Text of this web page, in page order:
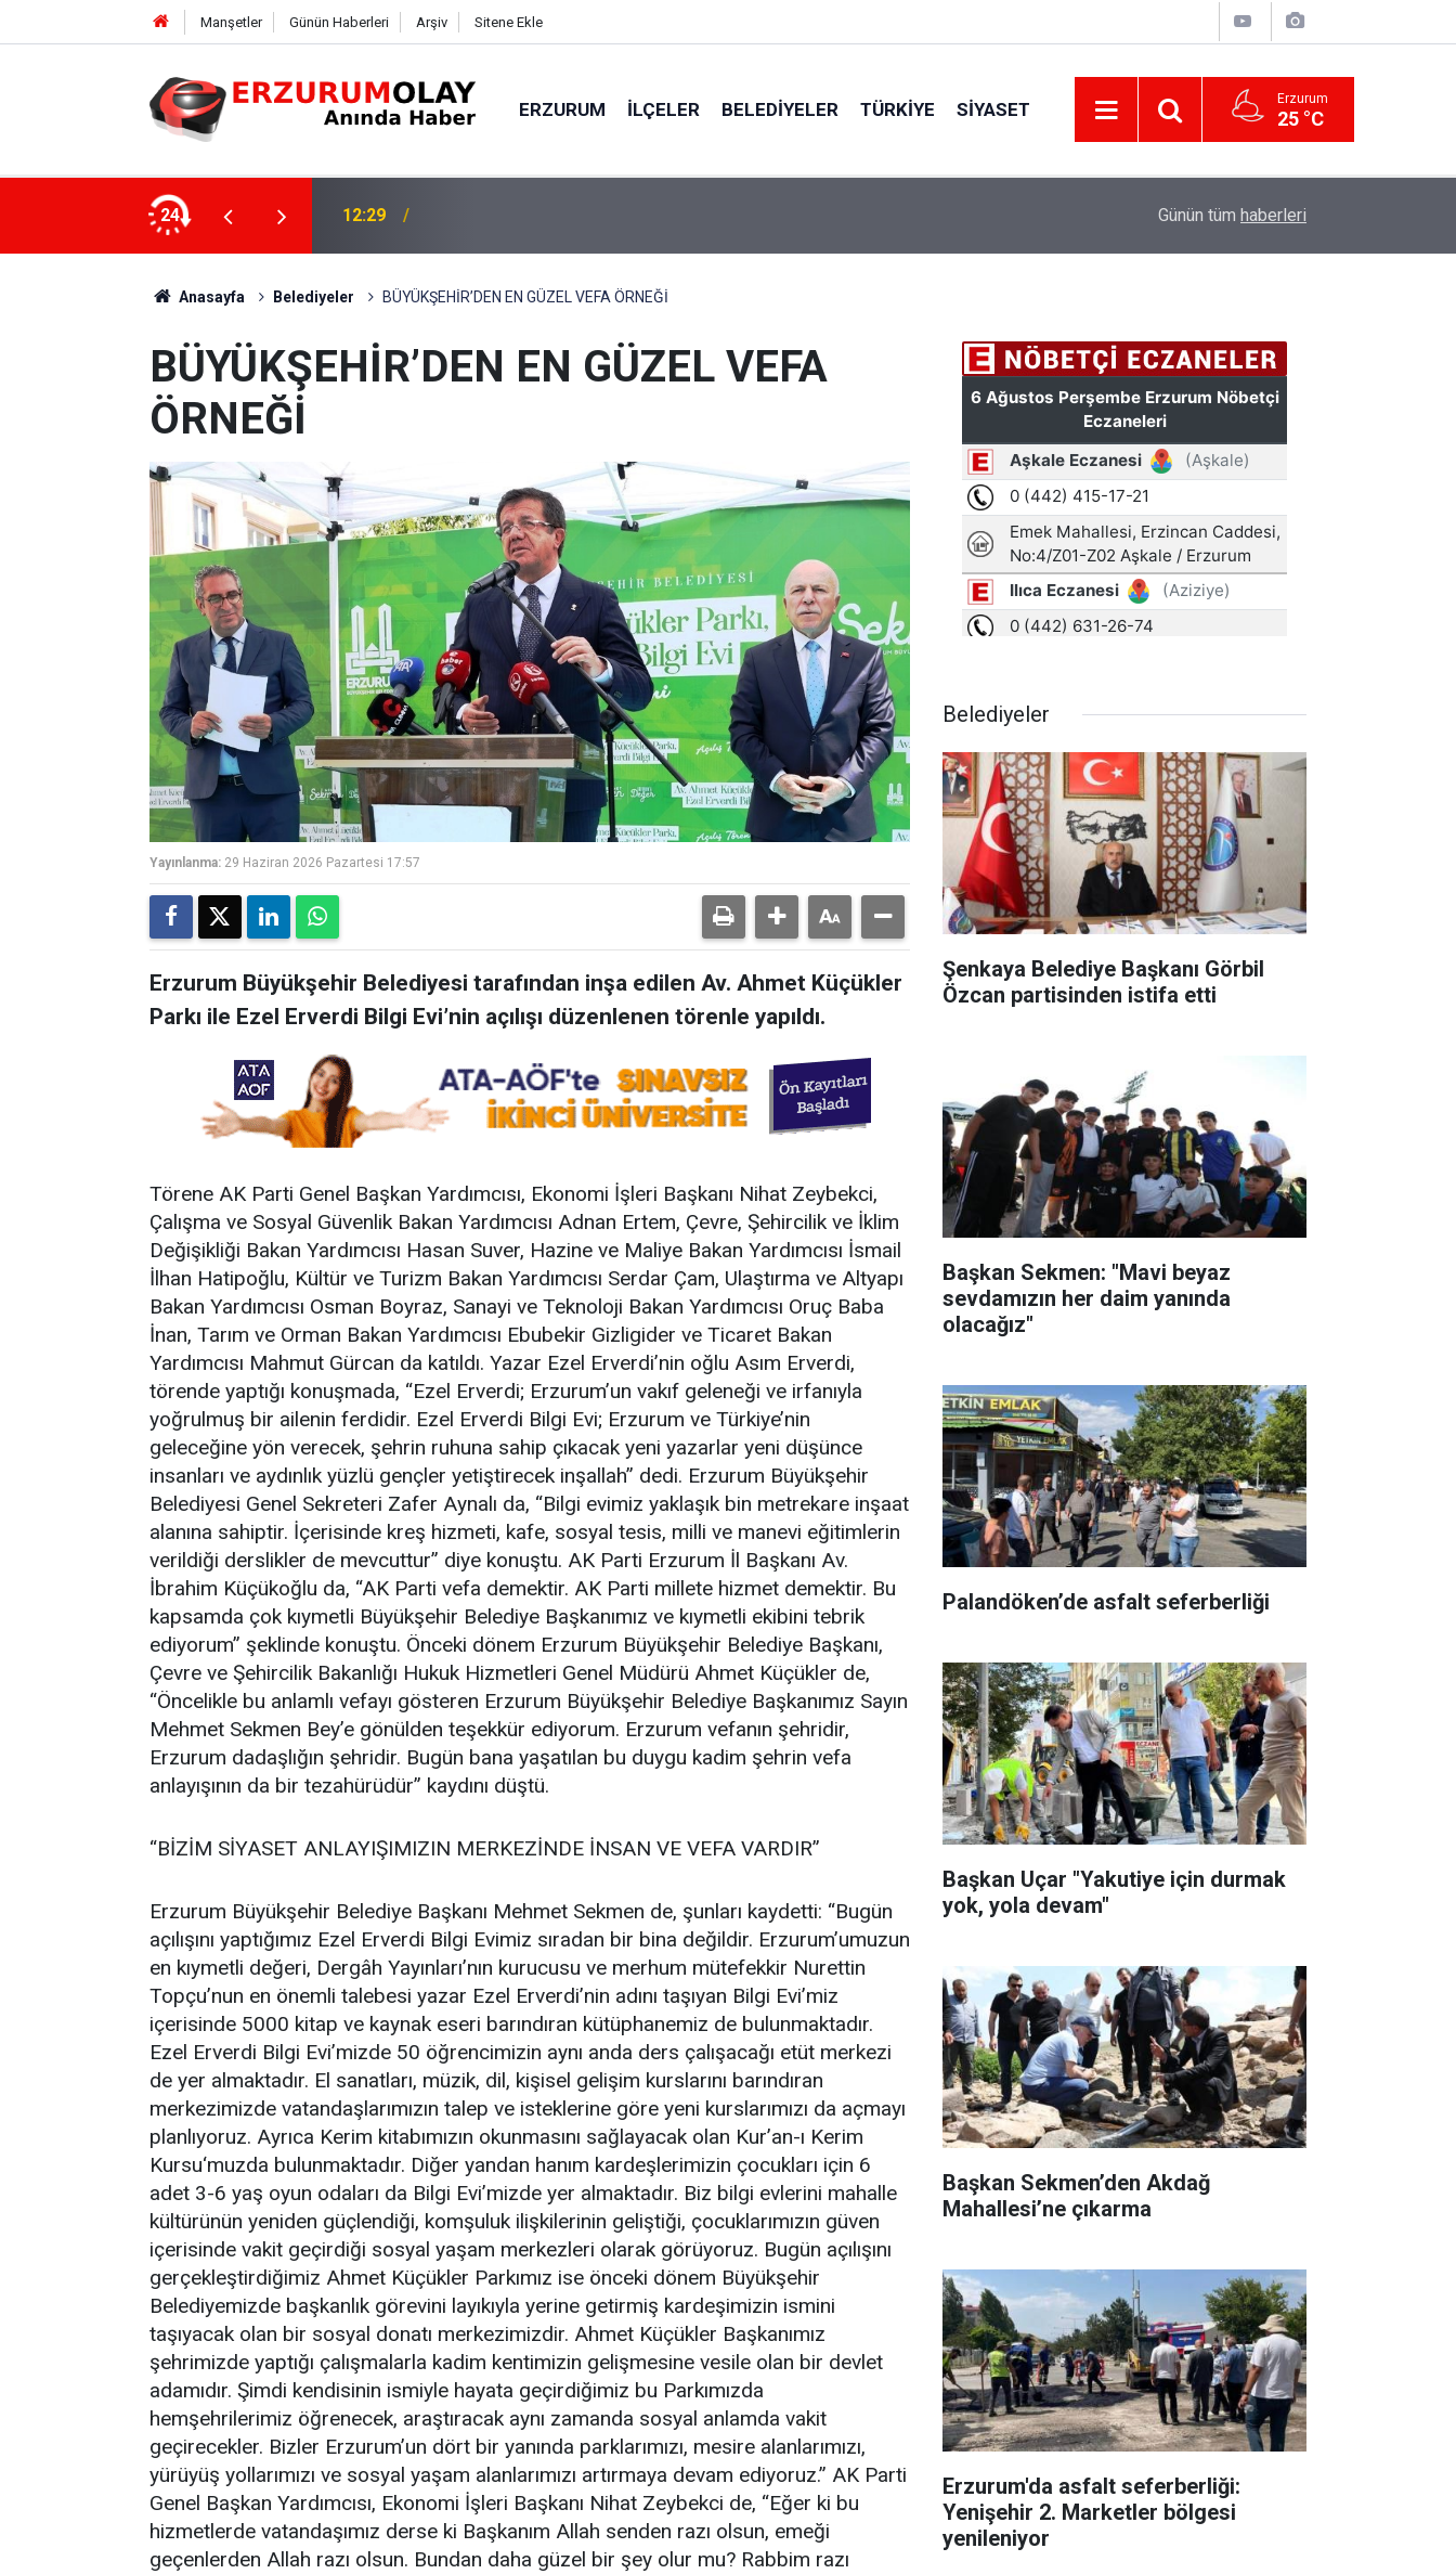
Manşetler Günün Haberleri Arşiv Sitene Ekle
ERZURUM İLÇELER BELEDIYELER TÜRKIYE SIYASET Erzurum
25 °C
24 12:25 Erzurumspor FK'dan stadyum teşekkürü
Günün tüm haberleri
Anasayfa Belediyeler BÜYÜKŞEHİR’DEN EN GÜZEL VEFA ÖRNEĞİ
BÜYÜKŞEHİR’DEN EN GÜZEL VEFA
ÖRNEĞİ
Yayınlanma: 29 Haziran 2026 Pazartesi 17:57
Erzurum Büyükşehir Belediyesi tarafından inşa edilen Av. Ahmet Küçükler
Parkı ile Ezel Erverdi Bilgi Evi’nin açılışı düzenlenen törenle yapıldı.
Törene AK Parti Genel Başkan Yardımcısı, Ekonomi İşleri Başkanı Nihat Zeybekci,
Çalışma ve Sosyal Güvenlik Bakan Yardımcısı Adnan Ertem, Çevre, Şehircilik ve İklim
Değişikliği Bakan Yardımcısı Hasan Suver, Hazine ve Maliye Bakan Yardımcısı İsmail
İlhan Hatipoğlu, Kültür ve Turizm Bakan Yardımcısı Serdar Çam, Ulaştırma ve Altyapı
Bakan Yardımcısı Osman Boyraz, Sanayi ve Teknoloji Bakan Yardımcısı Oruç Baba
İnan, Tarım ve Orman Bakan Yardımcısı Ebubekir Gizligider ve Ticaret Bakan
Yardımcısı Mahmut Gürcan da katıldı. Yazar Ezel Erverdi’nin oğlu Asım Erverdi,
törende yaptığı konuşmada, “Ezel Erverdi; Erzurum’un vakıf geleneği ve irfanıyla
yoğrulmuş bir ailenin ferdidir. Ezel Erverdi Bilgi Evi; Erzurum ve Türkiye’nin
geleceğine yön verecek, şehrin ruhuna sahip çıkacak yeni yazarlar yeni düşünce
insanları ve aydınlık yüzlü gençler yetiştirecek inşallah” dedi. Erzurum Büyükşehir
Belediyesi Genel Sekreteri Zafer Aynalı da, “Bilgi evimiz yaklaşık bin metrekare inşaat
alanına sahiptir. İçerisinde kreş hizmeti, kafe, sosyal tesis, milli ve manevi eğitimlerin
verildiği derslikler de mevcuttur” diye konuştu. AK Parti Erzurum İl Başkanı Av.
İbrahim Küçükoğlu da, “AK Parti vefa demektir. AK Parti millete hizmet demektir. Bu
kapsamda çok kıymetli Büyükşehir Belediye Başkanımız ve kıymetli ekibini tebrik
ediyorum” şeklinde konuştu. Önceki dönem Erzurum Büyükşehir Belediye Başkanı,
Çevre ve Şehircilik Bakanlığı Hukuk Hizmetleri Genel Müdürü Ahmet Küçükler de,
“Öncelikle bu anlamlı vefayı gösteren Erzurum Büyükşehir Belediye Başkanımız Sayın
Mehmet Sekmen Bey’e gönülden teşekkür ediyorum. Erzurum vefanın şehridir,
Erzurum dadaşlığın şehridir. Bugün bana yaşatılan bu duygu kadim şehrin vefa
anlayışının da bir tezahürüdür” kaydını düştü.
“BİZİM SİYASET ANLAYIŞIMIZIN MERKEZİNDE İNSAN VE VEFA VARDIR”
Erzurum Büyükşehir Belediye Başkanı Mehmet Sekmen de, şunları kaydetti: “Bugün
açılışını yaptığımız Ezel Erverdi Bilgi Evimiz sıradan bir bina değildir. Erzurum’umuzun
en kıymetli değeri, Dergâh Yayınları’nın kurucusu ve merhum mütefekkir Nurettin
Topçu’nun en önemli talebesi yazar Ezel Erverdi’nin adını taşıyan Bilgi Evi’miz
içerisinde 5000 kitap ve kaynak eseri barındıran kütüphanemiz de bulunmaktadır.
Ezel Erverdi Bilgi Evi’mizde 50 öğrencimizin aynı anda ders çalışacağı etüt merkezi
de yer almaktadır. El sanatları, müzik, dil, kişisel gelişim kurslarını barındıran
merkezimizde vatandaşlarımızın talep ve isteklerine göre yeni kurslarımızı da açmayı
planlıyoruz. Ayrıca Kerim kitabımızın okunmasını sağlayacak olan Kur’an-ı Kerim
Kursu‘muzda bulunmaktadır. Diğer yandan hanım kardeşlerimizin çocukları için 6
adet 3-6 yaş oyun odaları da Bilgi Evi’mizde yer almaktadır. Biz bilgi evlerini mahalle
kültürünün yeniden güçlendiği, komşuluk ilişkilerinin geliştiği, çocuklarımızın güven
içerisinde vakit geçirdiği sosyal yaşam merkezleri olarak görüyoruz. Bugün açılışını
gerçekleştirdiğimiz Ahmet Küçükler Parkımız ise önceki dönem Büyükşehir
Belediyemizde başkanlık görevini layıkıyla yerine getirmiş kardeşimizin ismini
taşıyacak olan bir sosyal donatı merkezimizdir. Ahmet Küçükler Başkanımız
şehrimizde yaptığı çalışmalarla kadim kentimizin gelişmesine vesile olan bir devlet
adamıdır. Şimdi kendisinin ismiyle hayata geçirdiğimiz bu Parkımızda
hemşehrilerimiz öğrenecek, araştıracak aynı zamanda sosyal anlamda vakit
geçirecekler. Bizler Erzurum’un dört bir yanında parklarımızı, mesire alanlarımızı,
yürüyüş yollarımızı ve sosyal yaşam alanlarımızı artırmaya devam ediyoruz.” AK Parti
Genel Başkan Yardımcısı, Ekonomi İşleri Başkanı Nihat Zeybekci de, “Eğer ki bu
hizmetlerde vatandaşımız derse ki Başkanım Allah senden razı olsun, emeği
geçenlerden Allah razı olsun. Bundan daha güzel bir şey olur mu? Rabbim razı
Belediyeler
Şenkaya Belediye Başkanı Görbil
Özcan partisinden istifa etti
Başkan Sekmen: "Mavi beyaz
sevdamızın her daim yanında
olacağız"
Palandöken’de asfalt seferberliği
Başkan Uçar "Yakutiye için durmak
yok, yola devam"
Başkan Sekmen’den Akdağ
Mahallesi’ne çıkarma
Erzurum'da asfalt seferberliği:
Yenişehir 2. Marketler bölgesi
yenileniyor